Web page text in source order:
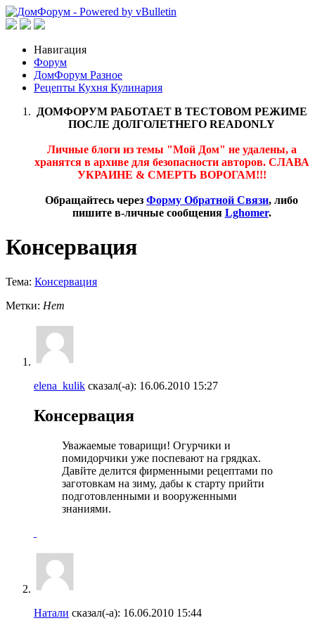
Навигация
Форум
ДомФорум Разное
Рецепты Кухня Кулинария
ДОМФОРУМ РАБОТАЕТ В ТЕСТОВОМ РЕЖИМЕ
ПОСЛЕ ДОЛГОЛЕТНЕГО READONLY
Личные блоги из темы "Мой Дом" не удалены, а
хранятся в архиве для безопасности авторов. СЛАВА
УКРАИНЕ & СМЕРТЬ ВОРОГАМ!!!
Обращайтесь через Форму Обратной Связи, либо
пишите в-личные сообщения Lghomer.
Консервация
Тема: Консервация
Метки: Нет
elena_kulik сказал(-а): 16.06.2010 15:27
Консервация
Уважаемые товарищи! Огурчики и
помидорчики уже поспевают на грядках.
Давйте делится фирменными рецептами по
заготовкам на зиму, дабы к старту прийти
подготовленными и вооруженными
знаниями.
Натали сказал(-а): 16.06.2010 15:44